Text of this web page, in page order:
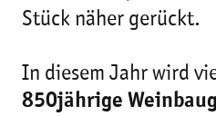
Stück näher gerückt.
In diesem Jahr wird
850jährige